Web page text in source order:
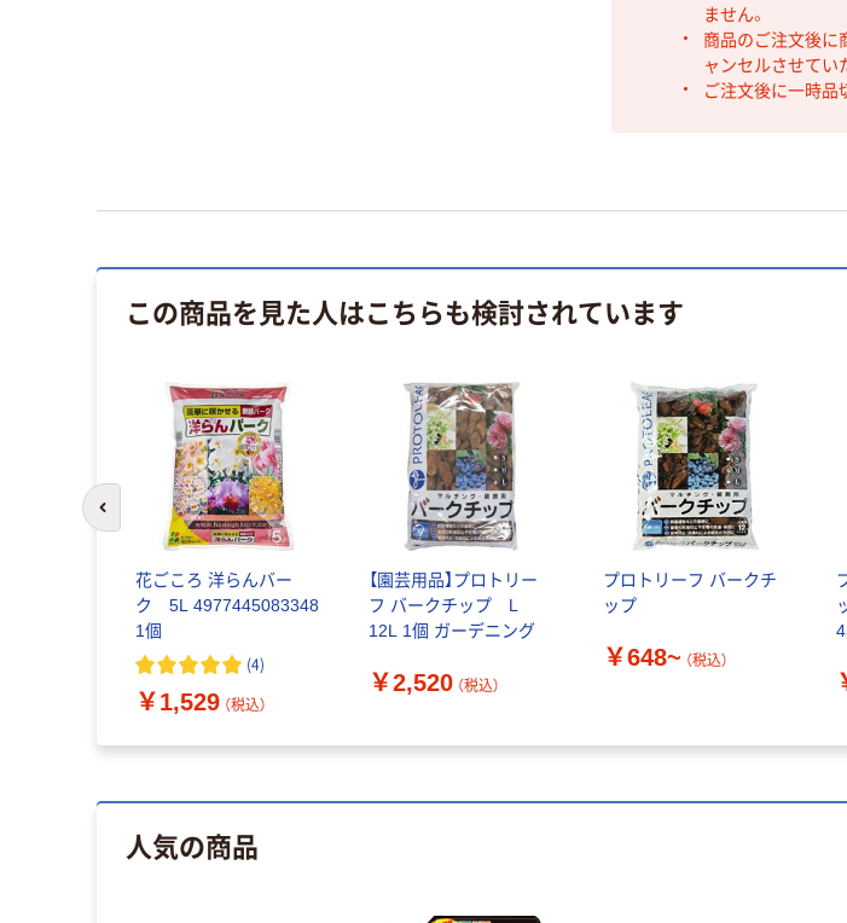
ません。
商品のご注文後に
ャンセルさせてい
ご注文後に一時品
この商品を見た人はこちらも検討されています
花ごころ 洋らんバー
ク 5L 4977445083348
1個
(4)
￥1,529 （税込）
【園芸用品】プロトリー
フ バークチップ L
12L 1個 ガーデニング
￥2,520 （税込）
プロトリーフ バークチ
ップ
￥648~ （税込）
前のスライドへ
人気の商品